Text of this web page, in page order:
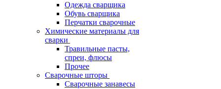
Одежда сварщика
Обувь сварщика
Перчатки сварочные
Химические материалы для
сварки
Травильные пасты,
спреи, флюсы
Прочее
Сварочные шторы
Сварочные занавесы